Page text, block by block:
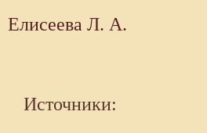
Елисеева Л. А.
Источники: